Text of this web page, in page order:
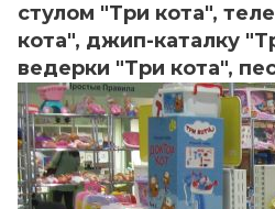
стулом "Три кота",
кота", джип-каталку
ведерки "Три кота",